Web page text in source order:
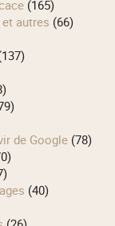
(165)
et autres (66)
de Google(78)
(40)